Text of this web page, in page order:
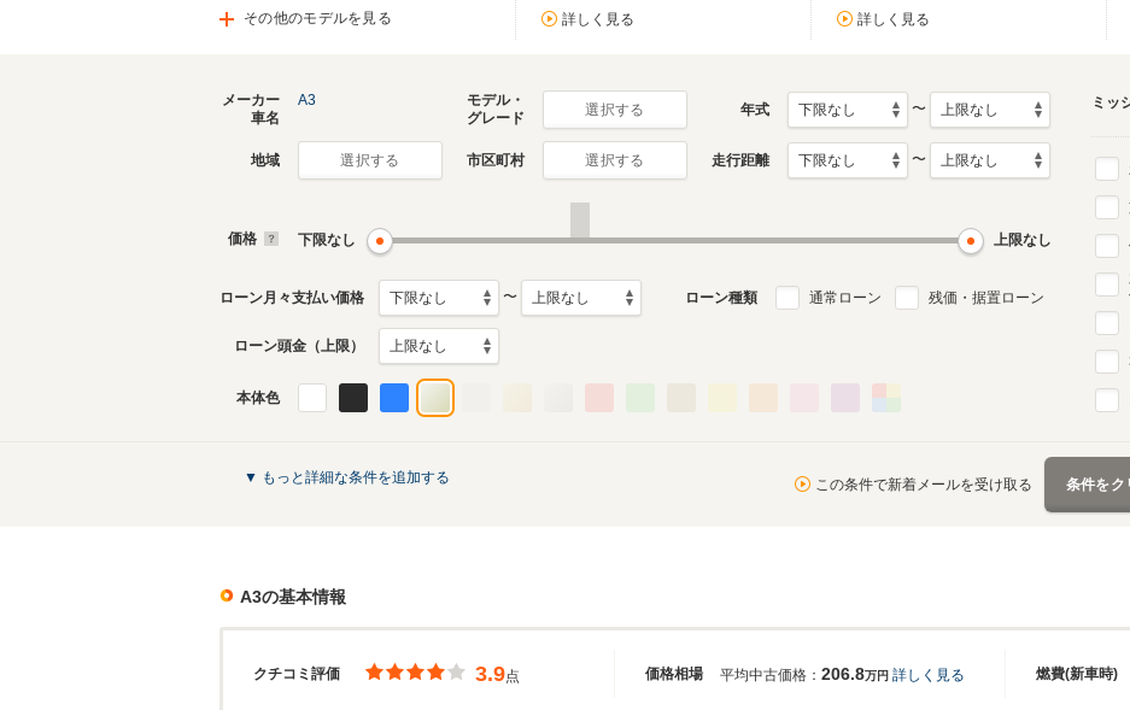
その他のモデルを見る 詳しく見る 詳しく見る
生産モデル
A3のカタログを見る
メーカー
車名
A3
モデル・
グレード
選択する 年式 〜
地域 選択する 市区町村 選択する 走行距離 〜
価格 下限なし 上限なし
ローン月々支払い価格 〜 ローン種類 通常ローン 残価・据置ローン
ローン頭金（上限）
本体色
ミッ
▼ もっと詳細な条件を追加する この条件で新着メールを受け取る 条件をク
A3の基本情報
クチコミ評価 価格相場 燃費(新車時)
3.9点 平均中古価格： 206.8万円 詳しく見る